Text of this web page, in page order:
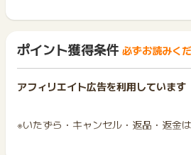
ポイント獲得条件 必ずお読みく
アフィリエイト広告を利用しています
※いたずら・キャンセル・返品・返金